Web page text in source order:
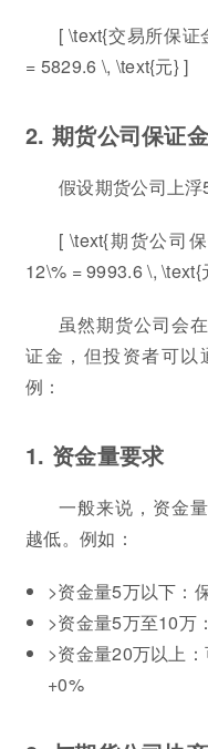
[ \text{交易所保
= 5829.6 \, \text{元} ]
2. 期货公司保证
假设期货公司上浮
[ \text{期货公司
12\% = 9993.6 \, \text{
虽然期货公司会
证金，但投资者可以
例：
1. 资金量要求
一般来说，资金
越低。例如：
>资金量5万以下：
>资金量5万至10万
>资金量20万以上
+0%